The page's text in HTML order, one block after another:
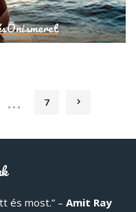
Önismeret
… 7
és most.” – Amit Ray